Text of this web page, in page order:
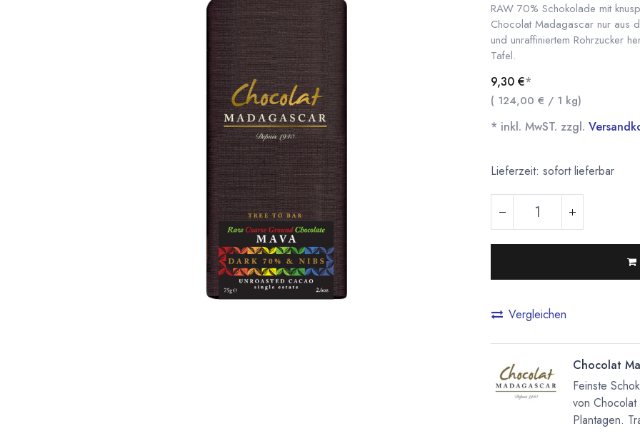
RAW 70% Schokolade mit
Chocolat Madagascar nur aus
und unraffiniertem Rohrzucker
Tafel.
9,30 €*
( 124,00 € / 1 kg)
* inkl. MwST. zzgl.
Lieferzeit: sofort lieferbar
Vergleichen
Chocolat
Feinste
von
Plantagen.